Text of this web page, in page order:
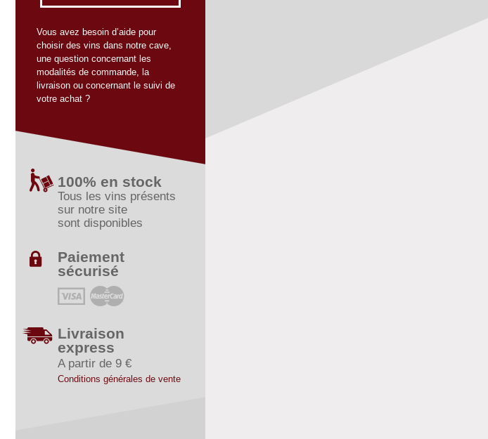
Vous avez besoin d’aide pour
choisir des vins dans notre cave,
une question concernant les
modalités de commande, la
livraison ou concernant le suivi de
votre achat ?
100% en stock
Tous les vins présents
sur notre site
sont disponibles
Paiement
sécurisé
Livraison
express
A partir de 9 €
Conditions générales de vente